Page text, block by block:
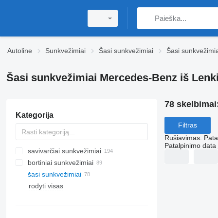
Autoline Sunkvežimiai Šasi sunkvežimiai Šasi
Šasi sunkvežimiai Mercedes-Benz iš
Kategorija
savivarčiai sunkvežimiai
bortiniai sunkvežimiai
šasi sunkvežimiai
rodyti visas
78
Filtras
Rūšiavimas:
Patalpinimo data